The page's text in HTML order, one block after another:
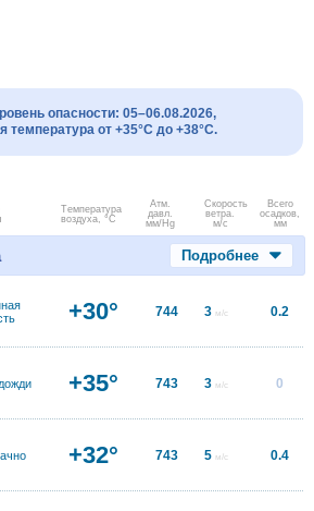
опасности: 05–06.08.2026,
температура от +35°C до +38°C.
Температура
воздуха, °C
Атм.
давл.
мм/Hg
Скорость
ветра.
м/с
Всего
осадков,
мм
Подробнее
+30° 744 3 м/с 0.2
+35° 743 3 м/с 0
+32° 743 5 м/с 0.4